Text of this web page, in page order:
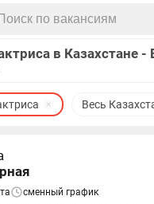
в Казахстане -
Весь
сменный график